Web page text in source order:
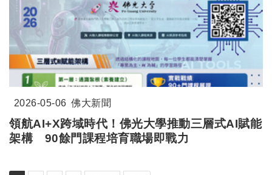
2026-05-06 佛大新聞
領航AI+X跨域時代！佛光大學推動三層式AI賦能
架構 90餘門課程培育職場即戰力